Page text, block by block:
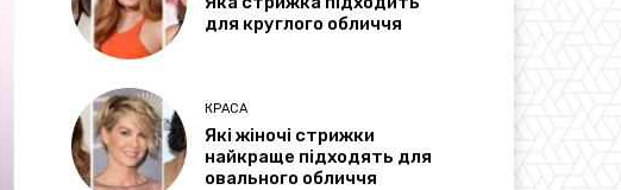
для круглого обличчя
КРАСА
Які жіночі стрижки
найкраще підходять для
овального обличчя